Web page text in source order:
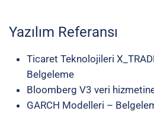
Yazılım Referansı
Ticaret Teknolojileri
Belgeleme
Bloomberg V3 veri
GARCH Modelleri –